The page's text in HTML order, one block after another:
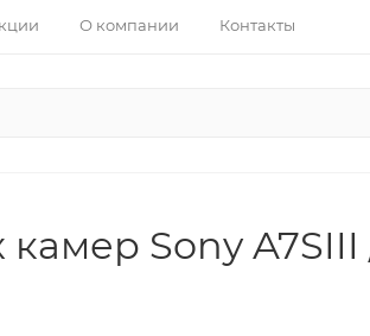
О компании Контакты
Sony A7SIII